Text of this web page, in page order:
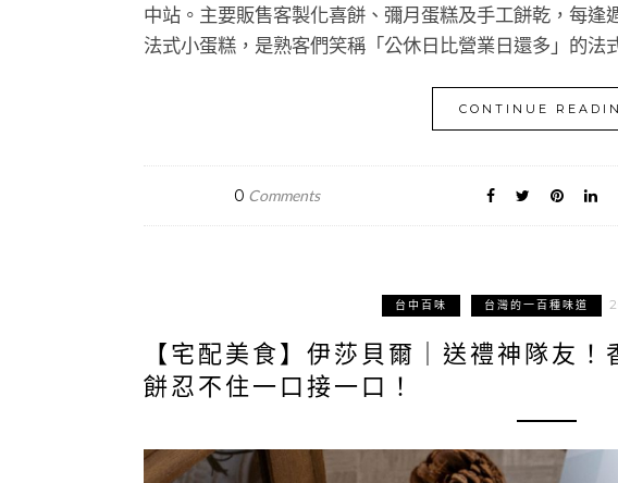
中站。主要販售客製化喜餅、彌月蛋糕及手工餅乾，每逢
法式小蛋糕，是熟客們笑稱「公休日比營業日還多」的法
CONTINUE
0 Comments
台中百味 台灣的一百種味道
【宅配美食】伊莎貝爾｜送禮神隊友
餅忍不住一口接一口！